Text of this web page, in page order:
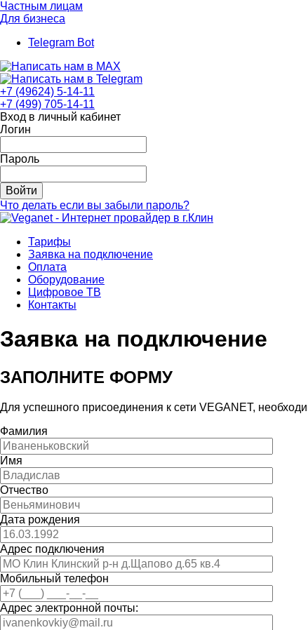
Частным лицам
Для бизнеса
Telegram Bot
+7 (49624) 5-14-11
+7 (499) 705-14-11
Вход в личный кабинет
Логин
Пароль
Войти
Что делать если вы забыли пароль?
Тарифы
Заявка на подключение
Оплата
Оборудование
Цифровое ТВ
Контакты
Заявка на подключение
ЗАПОЛНИТЕ ФОРМУ
Для успешного присоединения к сети VEGANET,
Фамилия
Имя
Отчество
Дата рождения
Адрес подключения
Мобильный телефон
Адрес электронной почты: